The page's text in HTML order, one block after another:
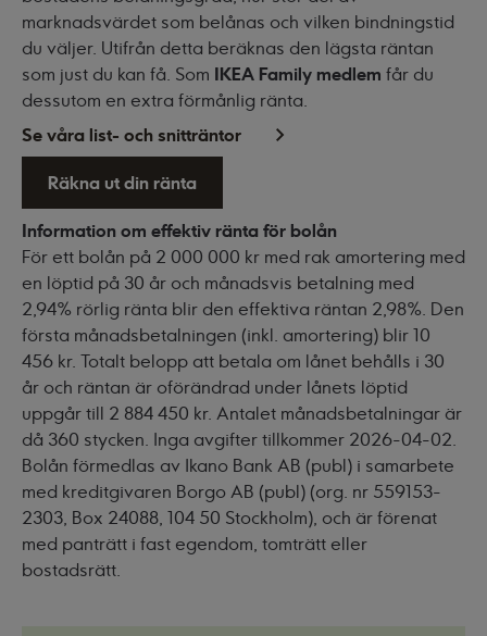
marknadsvärdet som belånas och vilken bindningstid
du väljer. Utifrån detta beräknas den lägsta räntan
som just du kan få. Som IKEA Family medlem får du
dessutom en extra förmånlig ränta.
Se våra list- och snitträntor
Räkna ut din ränta
Information om effektiv ränta för bolån
För ett bolån på 2 000 000 kr med rak amortering med
en löptid på 30 år och månadsvis betalning med
2,94% rörlig ränta blir den effektiva räntan 2,98%. Den
första månadsbetalningen (inkl. amortering) blir 10
456 kr. Totalt belopp att betala om lånet behålls i 30
år och räntan är oförändrad under lånets löptid
uppgår till 2 884 450 kr. Antalet månadsbetalningar är
då 360 stycken. Inga avgifter tillkommer 2026-04-02.
Bolån förmedlas av Ikano Bank AB (publ) i samarbete
med kreditgivaren Borgo AB (publ) (org. nr 559153-
2303, Box 24088, 104 50 Stockholm), och är förenat
med panträtt i fast egendom, tomträtt eller
bostadsrätt.